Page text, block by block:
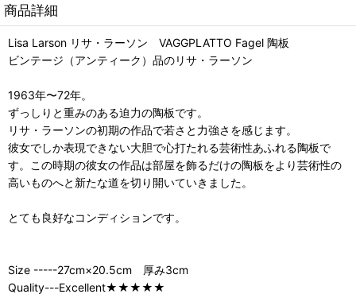
商品詳細
Lisa Larson リサ・ラーソン VAGGPLATTO Fagel 陶板
ビンテージ（アンティーク）品のリサ・ラーソン
1963年〜72年。
ずっしりと重みのある迫力の陶板です。
リサ・ラーソンの初期の作品で若さと力強さを感じます。
彼女でしか表現できない大胆で心打たれる芸術性あふれる陶板で
す。この時期の彼女の作品は部屋を飾るだけの陶板をより芸術性の
高いものへと新たな道を切り開いていきました。
とても良好なコンディションです。
Size -----27cm×20.5cm 厚み3cm
Quality---Excellent★★★★★